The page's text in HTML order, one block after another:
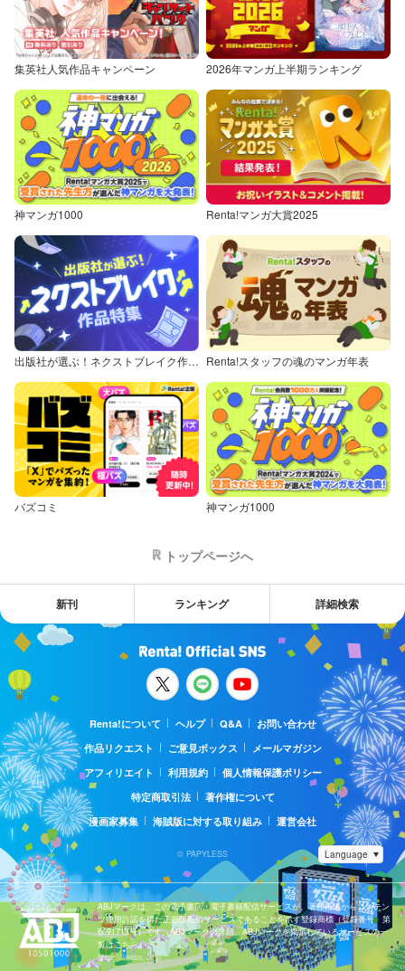
集英社人気作品キャンペーン 2026年マンガ上半期ランキング
神マンガ1000 Renta!マンガ大賞2025
出版社が選ぶ！ネクストブレイク作品特集 Renta!スタッフの魂のマンガ年表
バズコミ 神マンガ1000
トップページへ
新刊 ランキング 詳細検索
Renta!について ヘルプ Q&A
お問い合わせ
作品リクエスト
ご意見ボックス
メールマガジン
アフィリエイト
利用規約
個人情報保護ポリシー
特定商取引法
著作権について
漫画家募集
海賊版に対する取り組み 運営会社
© PAPYLESS
ABJマークは、この電子書店・電子書籍配信サービスが、著作権者からコンテン
ツ使用許諾を得た正規版配信サービスであることを示す登録商標（登録番号 第
6091713号）です。ABJマークの詳細、ABJマークを掲示しているサービスの一
覧はこちら。
https://aebs.or.jp